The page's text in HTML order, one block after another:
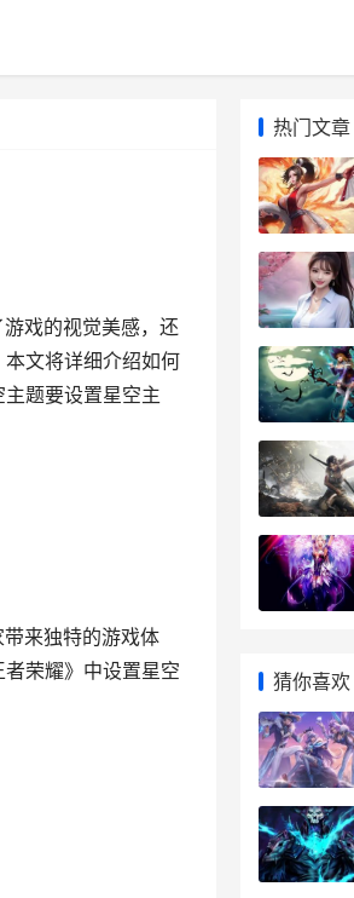
戏的视觉美感，还
文将详细介绍如何
题要设置星空主
来独特的游戏体
荣耀》中设置星空
热门文章
猜你喜欢